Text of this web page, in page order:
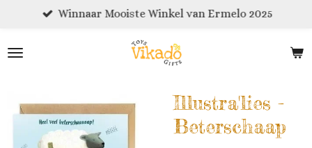
naar
Winnaar Mooiste Winkel van Ermelo 2025
Illustra'lies -
Beterschaap